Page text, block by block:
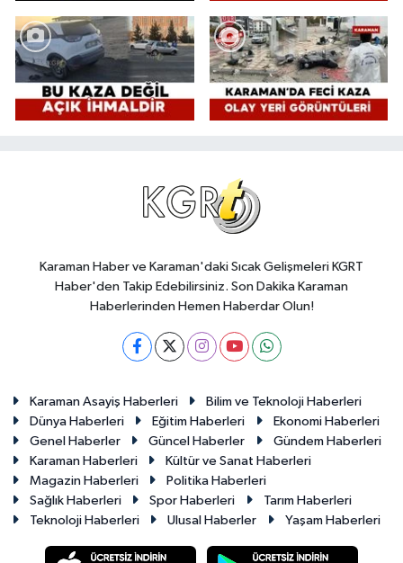
Karaman Haber ve Karaman'daki Sıcak Gelişmeleri KGRT
Haber'den Takip Edebilirsiniz. Son Dakika Karaman
Haberlerinden Hemen Haberdar Olun!
Karaman Asayiş Haberleri
Bilim ve Teknoloji Haberleri
Dünya Haberleri
Eğitim Haberleri
Ekonomi Haberleri
Genel Haberler
Güncel Haberler
Gündem Haberleri
Karaman Haberleri
Kültür ve Sanat Haberleri
Magazin Haberleri
Politika Haberleri
Sağlık Haberleri
Spor Haberleri
Tarım Haberleri
Teknoloji Haberleri
Ulusal Haberler Yaşam Haberleri